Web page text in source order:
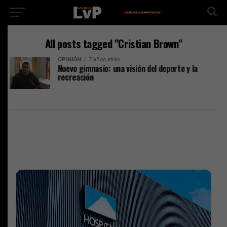
All posts tagged "Cristian Brown"
OPINIÓN 7 años atrás
Nuevo gimnasio: una visión del deporte y la
recreación